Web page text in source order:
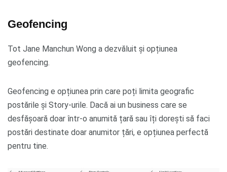
Geofencing
Tot Jane Manchun Wong a dezvăluit și opțiunea
geofencing.
Geofencing e opțiunea prin care poți limita geografic
postările și Story-urile. Dacă ai un business care se
desfășoară doar într-o anumită țară sau îți dorești să faci
postări destinate doar anumitor țări, e opțiunea perfectă
pentru tine.